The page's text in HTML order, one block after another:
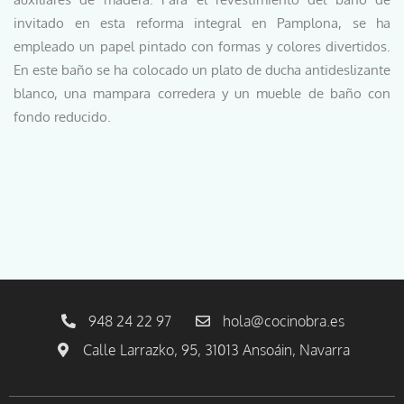
invitado en esta reforma integral en Pamplona, se ha
empleado un papel pintado con formas y colores divertidos.
En este baño se ha colocado un plato de ducha antideslizante
blanco, una mampara corredera y un mueble de baño con
fondo reducido.
948 24 22 97
hola@cocinobra.es
Calle Larrazko, 95, 31013 Ansoáin, Navarra